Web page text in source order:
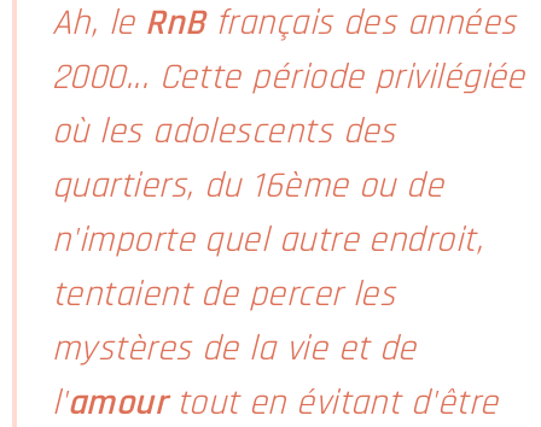
Ah, le RnB français des années
2000... Cette période privilégiée
où les adolescents des
quartiers, du 16ème ou de
n'importe quel autre endroit,
tentaient de percer les
mystères de la vie et de
l'amour tout en évitant d'être